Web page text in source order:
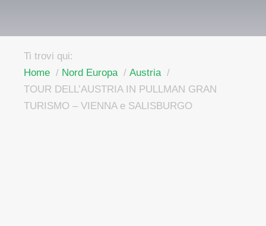
Ti trovi qui:
Home
Nord Europa
Austria
TOUR DELL’AUSTRIA IN PULLMAN GRAN
TURISMO – VIENNA e SALISBURGO